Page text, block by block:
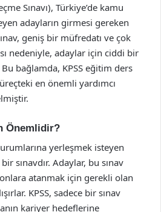
Sınavı), Türkiye’de kamu
adayların girmesi gereken
geniş bir müfredatı ve çok
nedeniyle, adaylar için ciddi bir
bağlamda, KPSS eğitim ders
en önemli yardımcı
Önemlidir?
yerleşmek isteyen
sınavdır. Adaylar, bu sınav
atanmak için gerekli olan
KPSS, sadece bir sınav
kariyer hedeflerine